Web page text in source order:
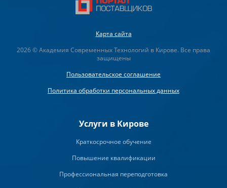
Карта сайта
2026 © Академия Современных Технологий в Кирове. Все права
защищены
Пользовательское соглашение
Политика обработки персональных данных
Услуги в Кирове
Краткосрочное обучение
Повышение квалификации
Профессиональная переподготовка